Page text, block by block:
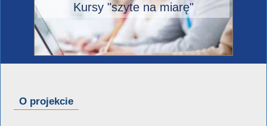
Kursy "szyte na miarę"
O projekcie